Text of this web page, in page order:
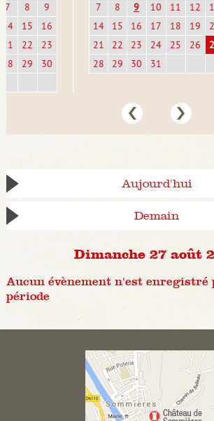
7
8
9
14
15
16
21
22
23
28
29 30
7
8 9 10 11 12
14
15 16 17 18 19
21
22 23 24 25 26
28
29 30 31
Aujourd'hui
Demain
Dimanche 27 août
Aucun évènement n'est enregistré
période